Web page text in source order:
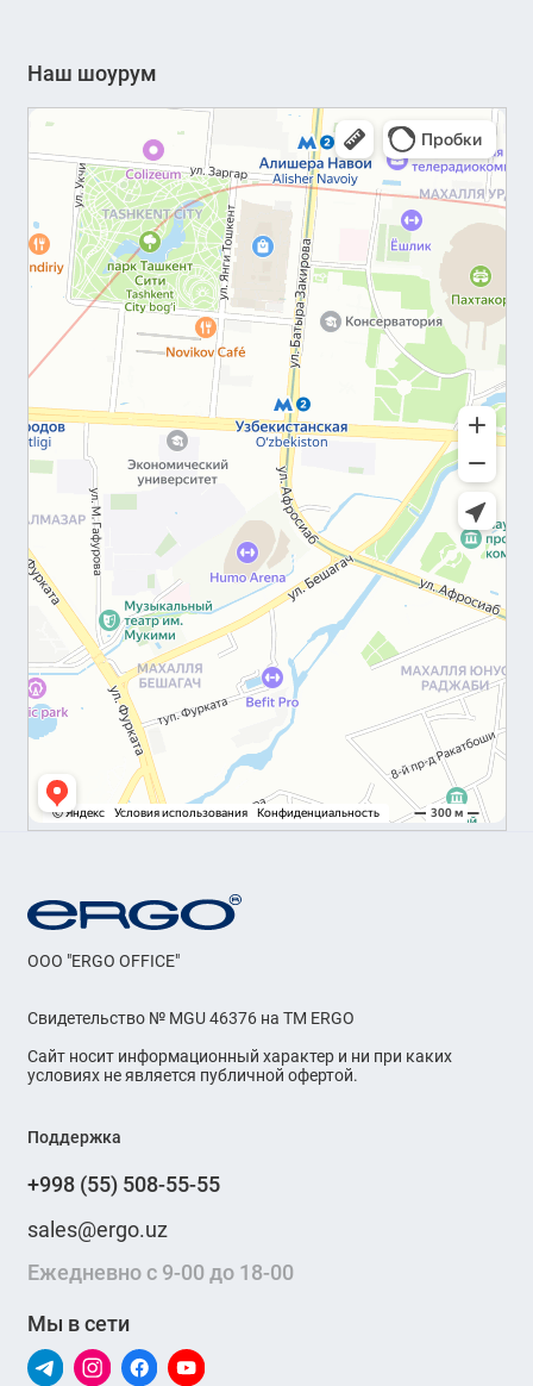
Наш шоурум
OOO "ERGO OFFICE"
Свидетельство № MGU 46376 на ТМ ERGO
Сайт носит информационный характер и ни при каких
условиях не является публичной офертой.
Поддержка
+998 (55) 508-55-55
sales@ergo.uz
Ежедневно с 9-00 до 18-00
Мы в сети